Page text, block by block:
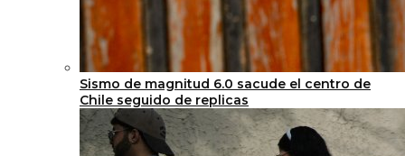
Sismo de magnitud 6.0 sacude el centro de
Chile seguido de replicas